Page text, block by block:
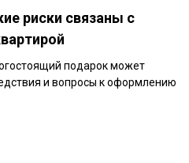
риски связаны с
подарок может
и вопросы к оформлению